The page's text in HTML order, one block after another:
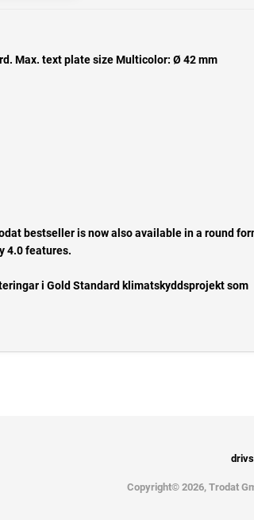
Max. text plate size Multicolor: Ø 42 mm
bestseller is now also available in a round
4.0 features.
i Gold Standard klimatskyddsprojekt som
Copyright© 2026, Trodat